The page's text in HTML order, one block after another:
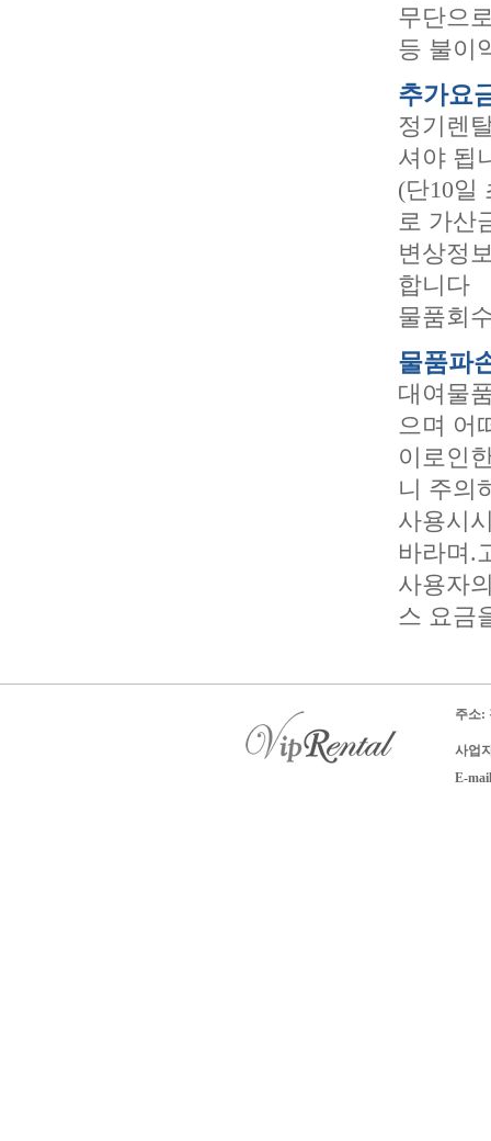
무단으
등 불이
추가요
정기렌
셔야 됩
(단10일
로 가산
변상정
합니다
물품회
물품파
대여물
으며 어
이로인
니 주의
사용시
바라며.
사용자
스 요금
주소:
사업
E-